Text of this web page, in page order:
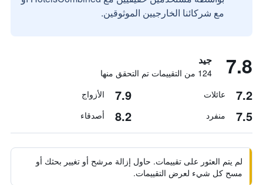
مع شركائنا الخارجيين الموثوقين.
7.8 جيد
124 من التقييمات تم التحقق منها
7.2 عائلات 7.9 الأزواج
7.5 منفرد 8.2 أصدقاء
لم يتم العثور على تقييمات. حاول إزالة مرشح أو تغيير بحثك أو
مسح كل شيء لعرض التقييمات.